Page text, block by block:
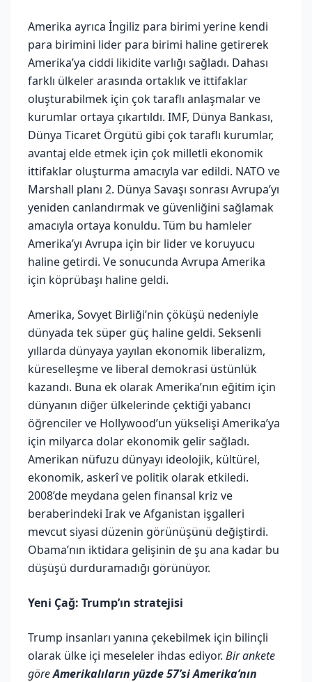
Amerika ayrıca İngiliz para birimi yerine kendi
para birimini lider para birimi haline getirerek
Amerika’ya ciddi likidite varlığı sağladı. Dahası
farklı ülkeler arasında ortaklık ve ittifaklar
oluşturabilmek için çok taraflı anlaşmalar ve
kurumlar ortaya çıkartıldı. IMF, Dünya Bankası,
Dünya Ticaret Örgütü gibi çok taraflı kurumlar,
avantaj elde etmek için çok milletli ekonomik
ittifaklar oluşturma amacıyla var edildi. NATO ve
Marshall planı 2. Dünya Savaşı sonrası Avrupa’yı
yeniden canlandırmak ve güvenliğini sağlamak
amacıyla ortaya konuldu. Tüm bu hamleler
Amerika’yı Avrupa için bir lider ve koruyucu
haline getirdi. Ve sonucunda Avrupa Amerika
için köprübaşı haline geldi.
Amerika, Sovyet Birliği’nin çöküşü nedeniyle
dünyada tek süper güç haline geldi. Seksenli
yıllarda dünyaya yayılan ekonomik liberalizm,
küreselleşme ve liberal demokrasi üstünlük
kazandı. Buna ek olarak Amerika’nın eğitim için
dünyanın diğer ülkelerinde çektiği yabancı
öğrenciler ve Hollywood’un yükselişi Amerika’ya
için milyarca dolar ekonomik gelir sağladı.
Amerikan nüfuzu dünyayı ideolojik, kültürel,
ekonomik, askerî ve politik olarak etkiledi.
2008’de meydana gelen finansal kriz ve
beraberindeki Irak ve Afganistan işgalleri
mevcut siyasi düzenin görünüşünü değiştirdi.
Obama’nın iktidara gelişinin de şu ana kadar bu
düşüşü durduramadığı görünüyor.
Yeni Çağ: Trump’ın stratejisi
Trump insanları yanına çekebilmek için bilinçli
olarak ülke içi meseleler ihdas ediyor. Bir ankete
göreAmerikalıların yüzde 57’si Amerika’nın